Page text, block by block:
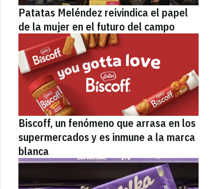
Patatas Meléndez reivindica el papel
de la mujer en el futuro del campo
Biscoff, un fenómeno que arrasa en los
supermercados y es inmune a la marca
blanca